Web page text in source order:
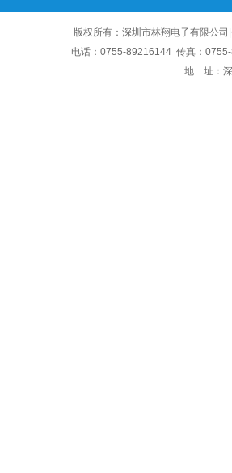
版权所有：深圳市林翔电子有限公
电话：0755-89216144 传真：
地 址：深